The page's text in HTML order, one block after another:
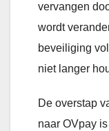
vervangen
wordt
beveiliging
niet langer
De overstap
naar OVpay